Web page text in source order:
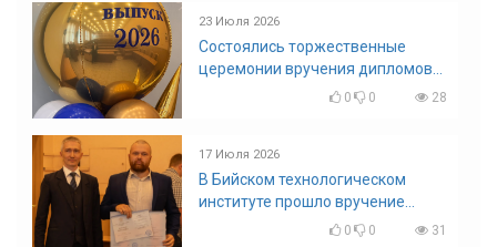
23 Июля 2026
Состоялись торжественные
церемонии вручения дипломов
0 0 28
17 Июля 2026
В Бийском технологическом
институте прошло вручение
0 0 31